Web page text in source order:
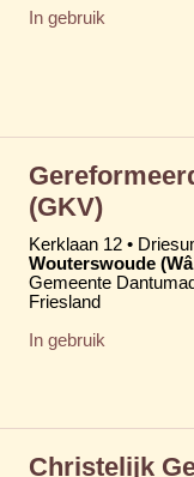
In gebruik
(GKV)
Kerklaan 12 •
Wouterswoude
Gemeente
Friesland
In gebruik
Christelijk